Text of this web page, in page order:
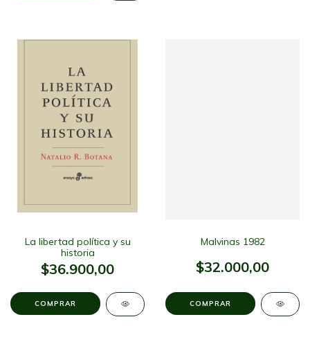
La libertad política y su
historia
$36.900,00
Malvinas 1982
$32.000,00